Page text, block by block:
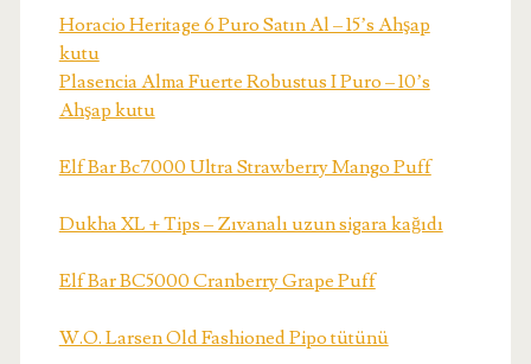
Horacio Heritage 6 Puro Satın Al – 15’s Ahşap
kutu
Plasencia Alma Fuerte Robustus I Puro – 10’s
Ahşap kutu
Elf Bar Bc7000 Ultra Strawberry Mango Puff
Dukha XL + Tips – Zıvanalı uzun sigara kağıdı
Elf Bar BC5000 Cranberry Grape Puff
W.O. Larsen Old Fashioned Pipo tütünü